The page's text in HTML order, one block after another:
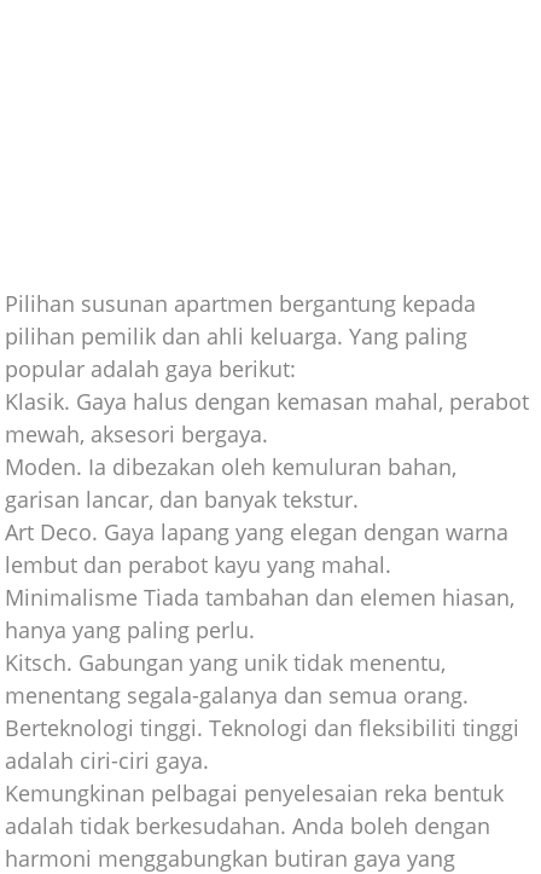
Pilihan susunan apartmen bergantung kepada
pilihan pemilik dan ahli keluarga. Yang paling
popular adalah gaya berikut:
Klasik. Gaya halus dengan kemasan mahal, perabot
mewah, aksesori bergaya.
Moden. Ia dibezakan oleh kemuluran bahan,
garisan lancar, dan banyak tekstur.
Art Deco. Gaya lapang yang elegan dengan warna
lembut dan perabot kayu yang mahal.
Minimalisme Tiada tambahan dan elemen hiasan,
hanya yang paling perlu.
Kitsch. Gabungan yang unik tidak menentu,
menentang segala-galanya dan semua orang.
Berteknologi tinggi. Teknologi dan fleksibiliti tinggi
adalah ciri-ciri gaya.
Kemungkinan pelbagai penyelesaian reka bentuk
adalah tidak berkesudahan. Anda boleh dengan
harmoni menggabungkan butiran gaya yang